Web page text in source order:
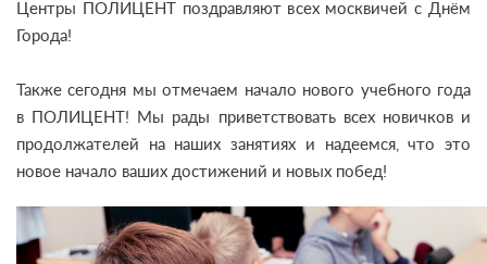
Центры ПОЛИЦЕНТ поздравляют всех москвичей с Днём
Города!
Также сегодня мы отмечаем начало нового учебного года
в ПОЛИЦЕНТ! Мы рады приветствовать всех новичков и
продолжателей на наших занятиях и надеемся, что это
новое начало ваших достижений и новых побед!